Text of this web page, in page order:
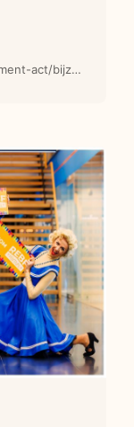
www.primaentertainment.nl/entertainment-act/bijzondere-muzikanten-muzikaal-entertainment/